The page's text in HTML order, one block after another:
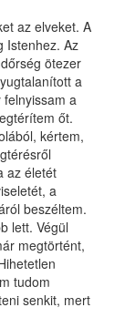
az elveket. A
Istenhez. Az
ötezer
a
a
őt.
kértem,
az életét
a
beszéltem.
lett. Végül
megtörtént,
tudom
senkit, mert